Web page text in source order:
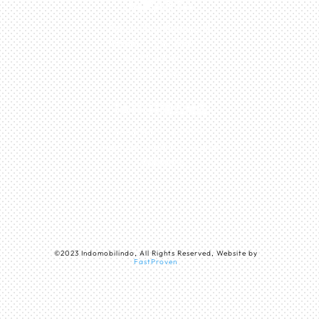
JAKARTA
Perumahan Boulevard
Taman Surya 3 Blok h2,
No.27, Jakarta –
Indonesia
TANGERANG
Husein Sastra Negara,
No.8 Jurumudi Tangerang
– Indonesia
©2023Indomobilindo, All Rights Reserved, Website by
FastProven